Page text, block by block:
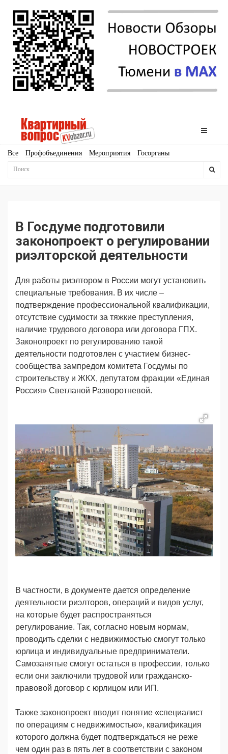
Все Профобъединения Мероприятия Госорганы
Новостройки
Продвижение Поздравляем
Ещё
В Госдуме подготовили
законопроект о регулировании
риэлторской деятельности
Для работы риэлтором в России могут установить
специальные требования. В их числе –
подтверждение профессиональной квалификации,
отсутствие судимости за тяжкие преступления,
наличие трудового договора или договора ГПХ.
Законопроект по регулированию такой
деятельности подготовлен с участием бизнес-
сообщества зампредом комитета Госдумы по
строительству и ЖКХ, депутатом фракции «Единая
Россия» Светланой Разворотневой.
В частности, в документе дается определение
деятельности риэлторов, операций и видов услуг,
на которые будет распространяться
регулирование. Так, согласно новым нормам,
проводить сделки с недвижимостью смогут только
юрлица и индивидуальные предприниматели.
Самозанятые смогут остаться в профессии, только
если они заключили трудовой или гражданско-
правовой договор с юрлицом или ИП.
Также законопроект вводит понятие «специалист
по операциям с недвижимостью», квалификация
которого должна будет подтверждаться не реже
чем один раз в пять лет в соответствии с законом